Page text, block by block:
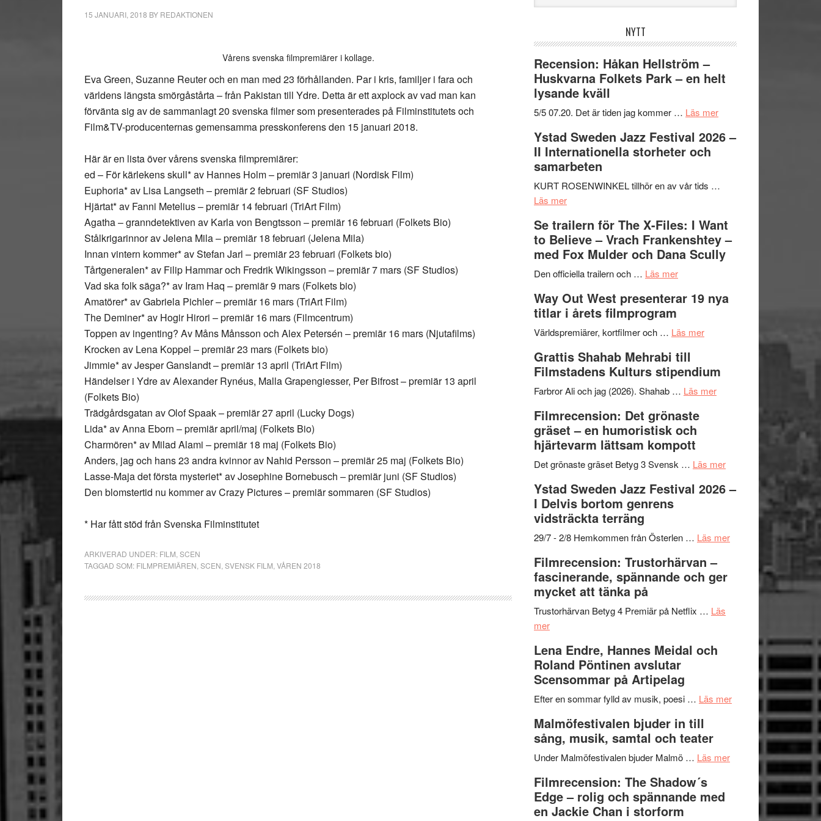
15 JANUARI, 2018 BY REDAKTIONEN
Vårens svenska filmpremiärer i kollage.
Eva Green, Suzanne Reuter och en man med 23 förhållanden. Par i kris, familjer i fara och
världens längsta smörgåstårta – från Pakistan till Ydre. Detta är ett axplock av vad man kan
förvänta sig av de sammanlagt 20 svenska filmer som presenterades på Filminstitutets och
Film&TV-producenternas gemensamma presskonferens den 15 januari 2018.
Här är en lista över vårens svenska filmpremiärer:
ed – För kärlekens skull* av Hannes Holm – premiär 3 januari (Nordisk Film)
Euphoria* av Lisa Langseth – premiär 2 februari (SF Studios)
Hjärtat* av Fanni Metelius – premiär 14 februari (TriArt Film)
Agatha – granndetektiven av Karla von Bengtsson – premiär 16 februari (Folkets Bio)
Stålkrigarinnor av Jelena Mila – premiär 18 februari (Jelena Mila)
Innan vintern kommer* av Stefan Jarl – premiär 23 februari (Folkets bio)
Tårtgeneralen* av Filip Hammar och Fredrik Wikingsson – premiär 7 mars (SF Studios)
Vad ska folk säga?* av Iram Haq – premiär 9 mars (Folkets bio)
Amatörer* av Gabriela Pichler – premiär 16 mars (TriArt Film)
The Deminer* av Hogir Hirori – premiär 16 mars (Filmcentrum)
Toppen av ingenting? Av Måns Månsson och Alex Petersén – premiär 16 mars (Njutafilms)
Krocken av Lena Koppel – premiär 23 mars (Folkets bio)
Jimmie* av Jesper Ganslandt – premiär 13 april (TriArt Film)
Händelser i Ydre av Alexander Rynéus, Malla Grapengiesser, Per Bifrost – premiär 13 april
(Folkets Bio)
Trädgårdsgatan av Olof Spaak – premiär 27 april (Lucky Dogs)
Lida* av Anna Eborn – premiär april/maj (Folkets Bio)
Charmören* av Milad Alami – premiär 18 maj (Folkets Bio)
Anders, jag och hans 23 andra kvinnor av Nahid Persson – premiär 25 maj (Folkets Bio)
Lasse-Maja det första mysteriet* av Josephine Bornebusch – premiär juni (SF Studios)
Den blomstertid nu kommer av Crazy Pictures – premiär sommaren (SF Studios)
* Har fått stöd från Svenska Filminstitutet
ARKIVERAD UNDER: FILM SCEN
TAGGAD SOM: FILMPREMIÄREN SCEN SVENSK FILM VÅREN 2018
webbplatsen
NYTT
Recension: Håkan Hellström –
Huskvarna Folkets Park – en helt
lysande kväll
5/5 07.20. Det är tiden jag kommer … Läs merom
Håkan
–
en
helt
Ystad Sweden Jazz Festival 2026 –
II Internationella storheter och
samarbeten
KURT ROSENWINKEL tillhör en av vår tids …
Läs merom
Sweden
Jazz
Festival
2026
II
Internationella
storheter
samarbeten
Se trailern för The X-Files: I Want
to Believe – Vrach Frankenshtey –
med Fox Mulder och Dana Scully
Den officiella trailern och … Läs merom
trailern
The
Files:
I
Want
Believe
–
Vrach
Frankenshtey
med
och
Scully
Way Out West presenterar 19 nya
titlar i årets filmprogram
Världspremiärer, kortfilmer och … Läs merom
West
presenterar
årets
Grattis Shahab Mehrabi till
Filmstadens Kulturs stipendium
Farbror Ali och jag (2026). Shahab … Läs merom
Filmstadens
stipendium
Filmrecension: Det grönaste
gräset – en humoristisk och
hjärtevarm lättsam kompott
Det grönaste gräset Betyg 3 Svensk … Läs merom
Filmrecension:
Det
–
humoristisk
och
hjärtevarm
Ystad Sweden Jazz Festival 2026 –
I Delvis bortom genrens
vidsträckta terräng
29/7 - 2/8 Hemkommen från Österlen … Läs merom
Festival
genrens
vidsträckta
Filmrecension: Trustorhärvan –
fascinerande, spännande och ger
mycket att tänka på
Trustorhärvan Betyg 4 Premiär på Netflix … Läs
merom
Trustorhärvan
–
fascinerande,
spännande
ger
mycket
att
på
Lena Endre, Hannes Meidal och
Roland Pöntinen avslutar
Scensommar på Artipelag
Efter en sommar fylld av musik, poesi … Läs merom
Hannes
Roland
Pöntinen
avslutar
Malmöfestivalen bjuder in till
sång, musik, samtal och teater
Under Malmöfestivalen bjuder Malmö … Läs merom
Malmöfestivalen
Filmrecension: The Shadow´s
Edge – rolig och spännande med
en Jackie Chan i storform